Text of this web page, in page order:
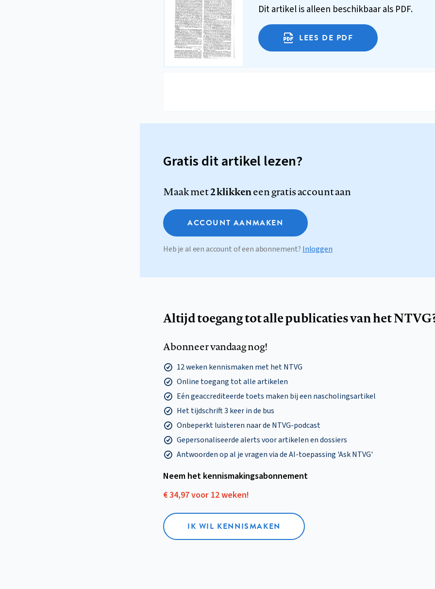
Dit artikel is alleen beschikbaar als PDF.
LEES DE PDF
Gratis dit artikel lezen?
Maak met2 klikkeneen gratis account aan
ACCOUNT AANMAKEN
Heb je al een account of een abonnement? Inloggen
Altijd toegang tot alle publicaties van het
Abonneer vandaag nog!
12 weken kennismaken met het NTVG
Online toegang tot alle artikelen
Eén geaccrediteerde toets maken bij een nascholingsartikel
Het tijdschrift 3 keer in de bus
Onbeperkt luisteren naar de NTVG-podcast
Gepersonaliseerde alerts voor artikelen en dossiers
Antwoorden op al je vragen via de AI-toepassing 'Ask NTVG'
Neem het kennismakings­abonnement
€ 34,97 voor 12 weken!
IK WIL KENNISMAKEN